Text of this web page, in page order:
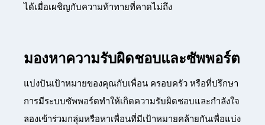
ได้เมื่อเผชิญกับความท้าทายที่คาดไม่ถึง
มองหาความรับผิดชอบและซัพพอร์ต
แบ่งปันเป้าหมายของคุณกับเพื่อน ครอบครัว หรือที่ปรึกษา
การมีระบบซัพพอร์ตทำให้เกิดความรับผิดชอบและกำลังใจ
ลองเข้าร่วมกลุ่มหรือหาเพื่อนที่มีเป้าหมายคล้ายกันเพื่อแบ่ง